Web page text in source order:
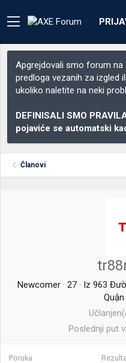
Apgrejdovali smo forum na
predloga vezanih za izgled
ukoliko naletite na neki
DEFINISALI SMO
pojaviće se automatski
Članovi
Newcomer · 27 · Iz 963
Poslednji put
Poruka